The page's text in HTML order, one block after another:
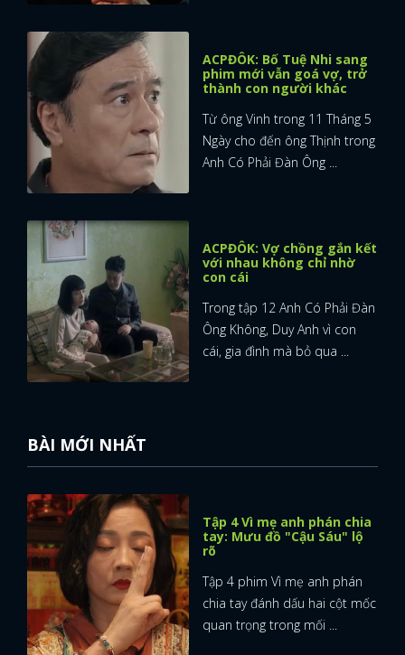
ACPĐÔK: Bố Tuệ Nhi sang
phim mới vẫn goá vợ, trở
thành con người khác
Từ ông Vinh trong 11 Tháng 5
Ngày cho đến ông Thịnh trong
Anh Có Phải Đàn Ông ...
ACPĐÔK: Vợ chồng gắn kết
với nhau không chỉ nhờ
con cái
Trong tập 12 Anh Có Phải Đàn
Ông Không, Duy Anh vì con
cái, gia đình mà bỏ qua ...
BÀI MỚI NHẤT
Tập 4 Vì mẹ anh phán chia
tay: Mưu đồ "Cậu Sáu" lộ
rõ
Tập 4 phim Vì mẹ anh phán
chia tay đánh dấu hai cột mốc
quan trọng trong mối ...